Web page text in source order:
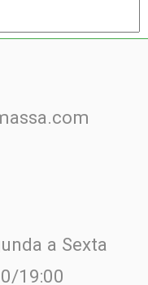
a Sexta
19:00